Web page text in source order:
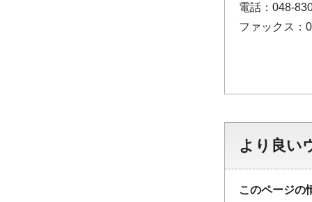
電話：048-
ファックス：
より良い
このページの